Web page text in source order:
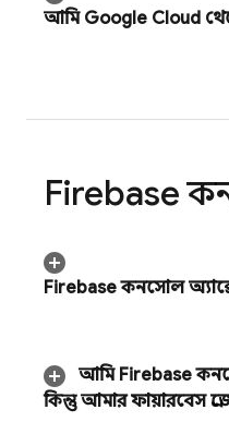
আমি Google Cloud
Firebase
Firebaseকনসোল
আমি Firebase
কিন্তু আমার ফায়ারবেস